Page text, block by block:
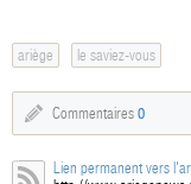
ariège le saviez-vous
Commentaires 0
Lien permanent vers